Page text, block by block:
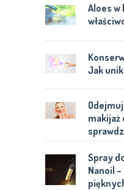
Aloes
Jak
makijaż
Spray
Nanoil